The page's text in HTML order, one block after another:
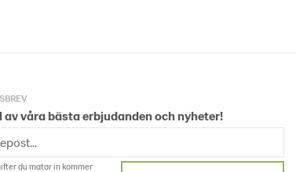
av våra bästa erbjudanden och nyheter!
du matar in kommer